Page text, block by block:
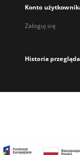
Konto
Zaloguj się
Historia